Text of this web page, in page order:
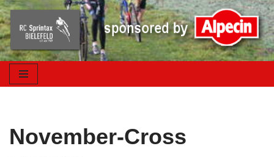
Zum
Inhalt
springen
November-Cross